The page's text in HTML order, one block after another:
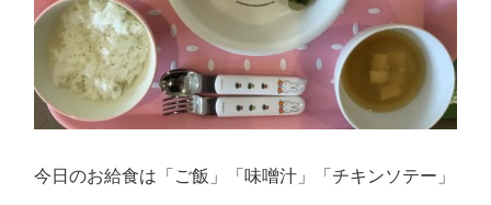
今日のお給食は「ご飯」「味噌汁」「チキンソテー」